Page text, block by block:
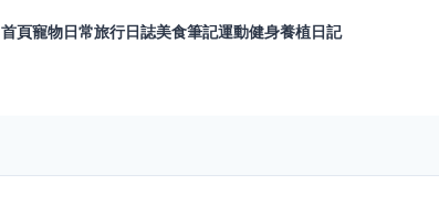
首頁寵物日常旅行日誌美食筆記運動健身養植日記